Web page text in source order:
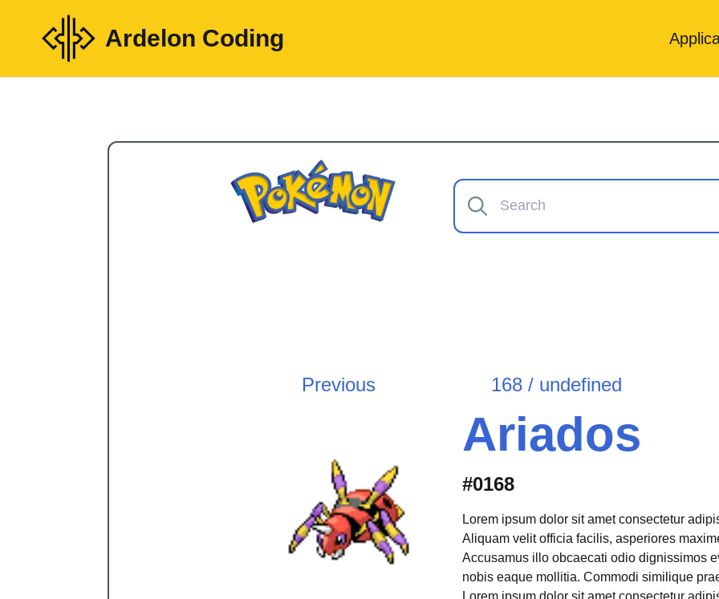
Ardelon Coding
Previous 168 / undefined
Ariados
#0168
Lorem ipsum dolor sit amet consectetur
Aliquam velit officia facilis, asperiores
Accusamus illo obcaecati odio dignissimos
nobis eaque mollitia. Commodi similique
Lorem ipsum dolor sit amet consectetur